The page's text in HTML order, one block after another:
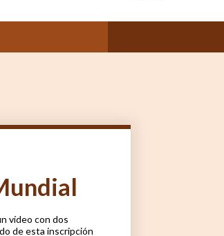
vídeo con dos
de esta inscripción